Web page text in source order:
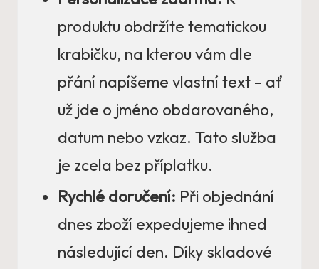
produktu obdržíte tematickou
krabičku, na kterou vám dle
přání napíšeme vlastní text – ať
už jde o jméno obdarovaného,
datum nebo vzkaz. Tato služba
je zcela bez příplatku.
Rychlé doručení: Při objednání
dnes zboží expedujeme ihned
následující den. Díky skladové